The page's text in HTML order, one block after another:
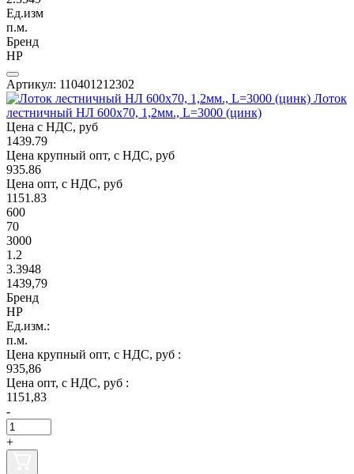
Ед.изм
п.м.
Бренд
НР
Артикул: 110401212302
Лоток
лестничный НЛ 600х70, 1,2мм., L=3000 (цинк)
Цена с НДС, руб
1439.79
Цена крупный опт, с НДС, руб
935.86
Цена опт, с НДС, руб
1151.83
600
70
3000
1.2
3.3948
1439,79
Бренд
НР
Ед.изм.:
п.м.
Цена крупный опт, с НДС, руб :
935,86
Цена опт, с НДС, руб :
1151,83
-
+